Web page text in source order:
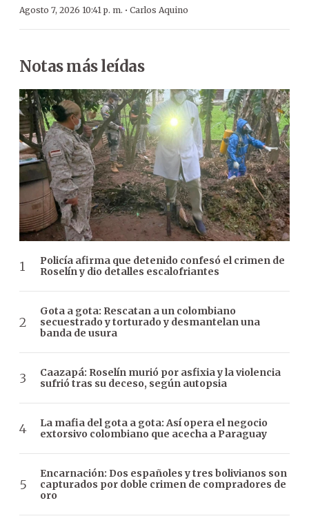
Agosto 7, 2026 10:41 p. m. · Carlos Aquino
Notas más leídas
Policía afirma que detenido confesó el crimen de
Roselín y dio detalles escalofriantes
Gota a gota: Rescatan a un colombiano
secuestrado y torturado y desmantelan una
banda de usura
Caazapá: Roselín murió por asfixia y la violencia
sufrió tras su deceso, según autopsia
La mafia del gota a gota: Así opera el negocio
extorsivo colombiano que acecha a Paraguay
Encarnación: Dos españoles y tres bolivianos son
capturados por doble crimen de compradores de
oro